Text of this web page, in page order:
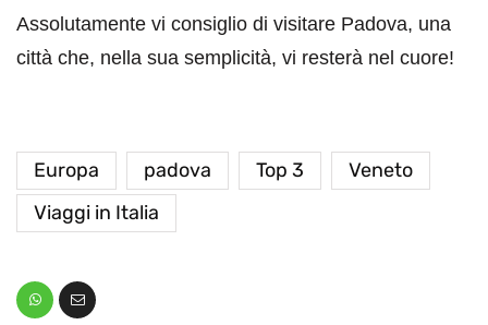
Assolutamente vi consiglio di visitare Padova, una
città che, nella sua semplicità, vi resterà nel cuore!
Europa padova Top 3
Veneto
Viaggi in Italia